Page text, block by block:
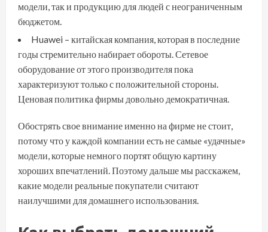
модели, так и продукцию для людей с неограниченным
бюджетом.
Huawei – китайская компания, которая в последние
годы стремительно набирает обороты. Сетевое
оборудование от этого производителя пока
характеризуют только с положительной стороны.
Ценовая политика фирмы довольно демократичная.
Обострять свое внимание именно на фирме не стоит,
потому что у каждой компании есть не самые «удачные»
модели, которые немного портят общую картину
хороших впечатлений. Поэтому дальше мы расскажем,
какие модели реальные покупатели считают
наилучшими для домашнего использования.